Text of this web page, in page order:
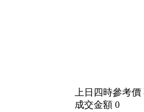
上日四時參考價
成交金額 0